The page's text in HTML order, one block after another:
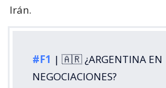
Irán.
#F1 | 🇦🇷 ¿ARGENTINA EN
NEGOCIACIONES?